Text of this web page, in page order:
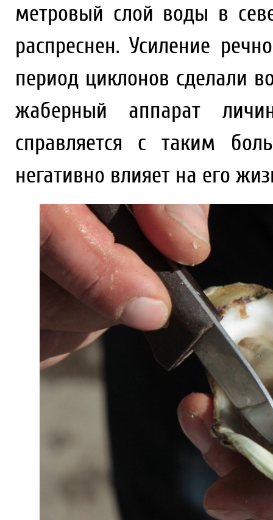
метровый слой воды в
распреснен. Усиление
период циклонов сделали
жаберный аппарат
справляется с таким
негативно влияет на его